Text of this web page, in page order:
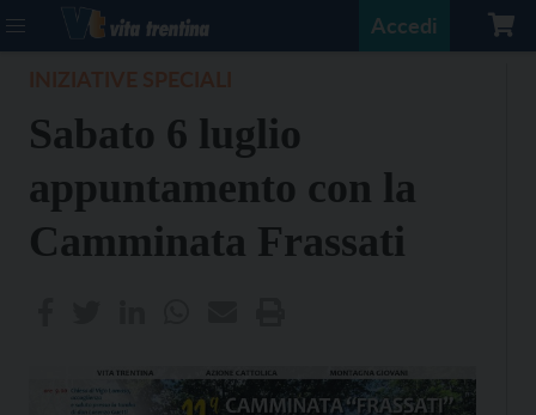
Accedi
Sabato 6 luglio
appuntamento con la
Camminata Frassati